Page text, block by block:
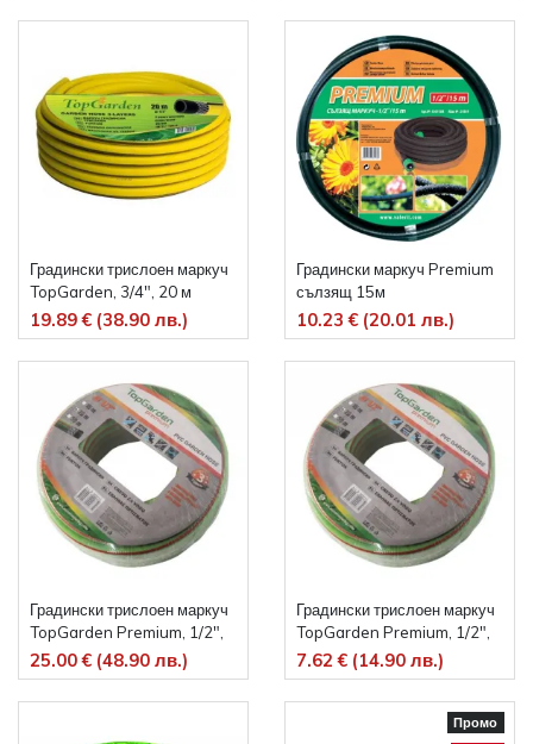
Градински трислоен маркуч
TopGarden, 3/4", 20 м
19.89 € (38.90 лв.)
Градински маркуч Premium
сълзящ 15м
10.23 € (20.01 лв.)
Градински трислоен маркуч
TopGarden Premium, 1/2",
50 м
25.00 € (48.90 лв.)
Градински трислоен маркуч
TopGarden Premium, 1/2",
15 м
7.62 € (14.90 лв.)
Промо